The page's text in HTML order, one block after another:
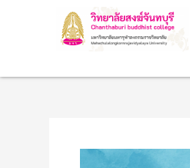
navigation